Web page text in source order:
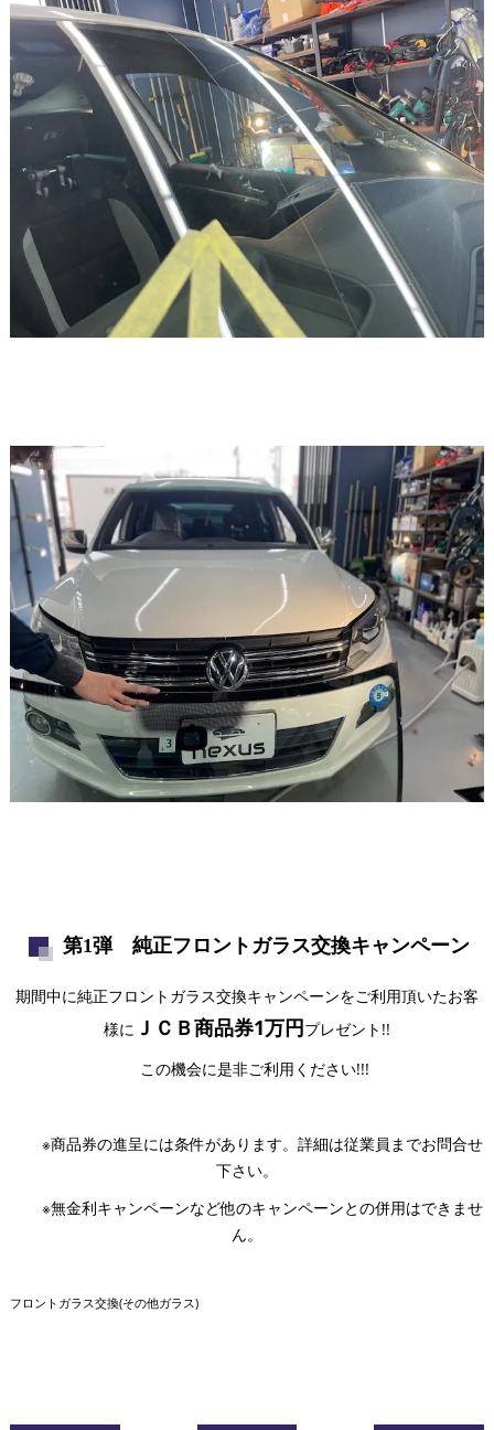
第1弾 純正フロントガラス交換キャンペーン
期間中に純正フロントガラス交換キャンペーンをご利用頂いたお客
様に ＪＣＢ商品券1万円プレゼント!!
この機会に是非ご利用ください!!!
※商品券の進呈には条件があります。詳細は従業員までお問合せ
下さい。
※無金利キャンペーンなど他のキャンペーンとの併用はできませ
ん。
フロントガラス交換(その他ガラス)